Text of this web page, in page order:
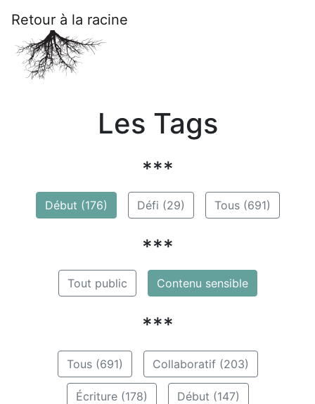
Retour à la racine
Les Tags
***
Début (176) Défi (29) Tous (691)
***
Tout public Contenu sensible
***
Tous (691) Collaboratif (203)
Écriture (178) Début (147)